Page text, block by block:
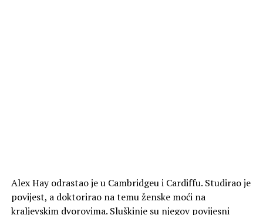
Alex Hay odrastao je u Cambridgeu i Cardiffu. Studirao je
povijest, a doktorirao na temu ženske moći na
kraljevskim dvorovima. Sluškinje su njegov povijesni